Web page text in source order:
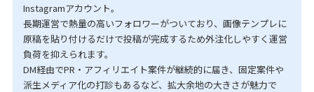
Instagramアカウント。
長期運営で熱量の高いフォロワーがついており、画像テンプレに
原稿を貼り付けるだけで投稿が完成するため外注化しやすく運営
負荷を抑えられます。
DM経由でPR・アフィリエイト案件が継続的に届き、固定案件や
派生メディア化の打診もあるなど、拡大余地の大きさが魅力で